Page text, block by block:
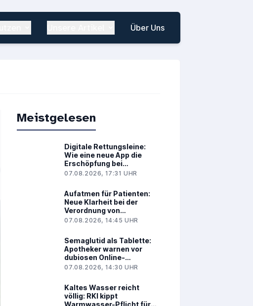
Über Uns
Meistgelesen
Digitale Rettungsleine:
Wie eine neue App die
Erschöpfung bei
Brustkrebs spürbar lindert
07.08.2026, 17:31 UHR
Aufatmen für Patienten:
Neue Klarheit bei der
Verordnung von
Medizinalcannabis
07.08.2026, 14:45 UHR
Semaglutid als Tablette:
Apotheker warnen vor
dubiosen Online-
Angeboten
07.08.2026, 14:30 UHR
Kaltes Wasser reicht
völlig: RKI kippt
Warmwasser-Pflicht für